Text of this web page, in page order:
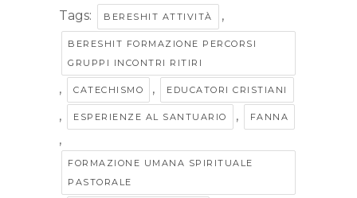
Tags: BERESHIT ATTIVITÀ ,
BERESHIT FORMAZIONE PERCORSI
GRUPPI INCONTRI RITIRI
, CATECHISMO , EDUCATORI CRISTIANI
, ESPERIENZE AL SANTUARIO , FANNA
,
FORMAZIONE UMANA SPIRITUALE
PASTORALE